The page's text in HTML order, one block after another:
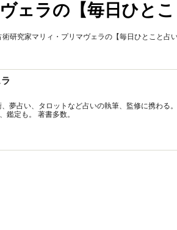
ェラの【毎日ひとこ
研究家マリィ・プリマヴェラの【毎日ひとこと占
夢占い、タロットなど占いの執筆、監修に携わる
鑑定も。 著書多数。